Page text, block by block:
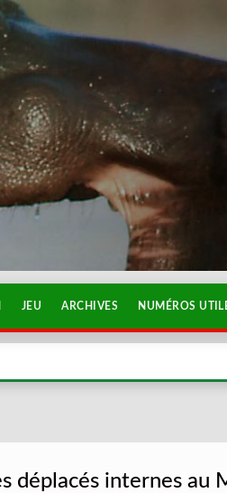
JEU ARCHIVES NUMÉROS
déplacés internes au